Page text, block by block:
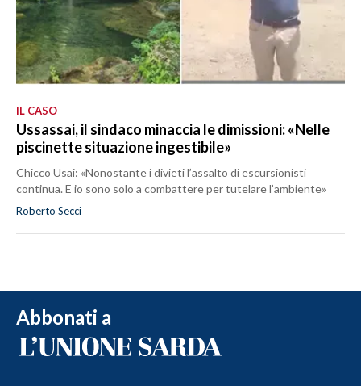
IL CASO
Ussassai, il sindaco minaccia le dimissioni: «Nelle
piscinette situazione ingestibile»
Chicco Usai: «Nonostante i divieti l’assalto di escursionisti
continua. E io sono solo a combattere per tutelare l’ambiente»
Roberto Secci
Abbonati a